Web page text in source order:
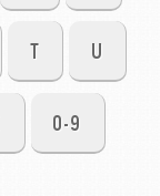
T U
0-9